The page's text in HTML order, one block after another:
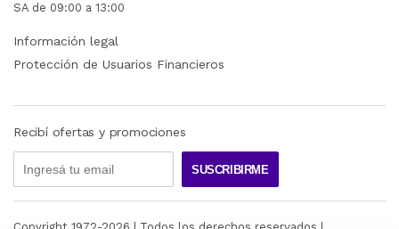
SA de 09:00 a 13:00
Información legal
Protección de Usuarios Financieros
Recibí ofertas y promociones
SUSCRIBIRME